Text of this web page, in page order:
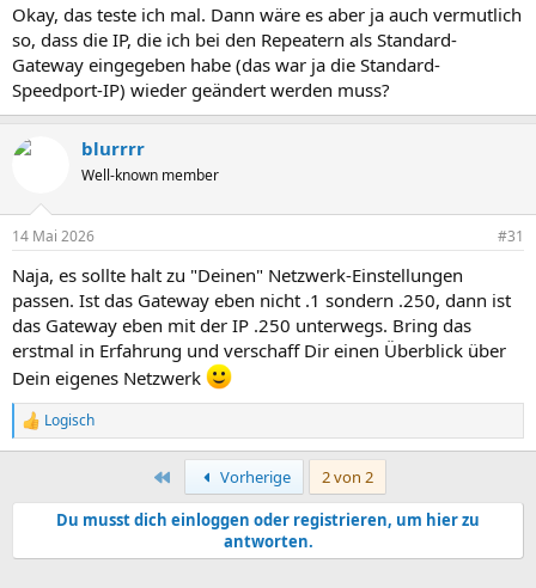
Okay, das teste ich mal. Dann wäre es aber ja auch vermutlich
so, dass die IP, die ich bei den Repeatern als Standard-
Gateway eingegeben habe (das war ja die Standard-
Speedport-IP) wieder geändert werden muss?
blurrrr
Well-known member
14 Mai 2026 #31
Naja, es sollte halt zu "Deinen" Netzwerk-Einstellungen
passen. Ist das Gateway eben nicht .1 sondern .250, dann ist
das Gateway eben mit der IP .250 unterwegs. Bring das
erstmal in Erfahrung und verschaff Dir einen Überblick über
Dein eigenes Netzwerk
R
e
t
n
Logisch
Erste Vorherige
2 von 2
Du musst dich einloggen oder registrieren, um hier zu
antworten.